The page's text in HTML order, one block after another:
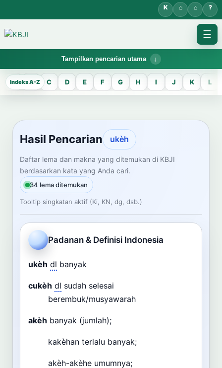
☰
Tampilkan pencarian utama
KBJI WORKSPACE
Hasil Pencarian
Temukan lema Jawa dan maknanya dalam bahasa Indonesia saat
mengelola data Kamus Bahasa Jawa-Indonesia.
CARI LEMA JAWA
Masukkan kata Jawa
Dashboard Pencarian
A B C D E F G H I J K L
Hasil Pencarian ukèh
Daftar lema dan makna yang ditemukan di KBJI
berdasarkan kata yang Anda cari.
34 lema ditemukan
Tooltip singkatan aktif (Ki, KN, dg, dsb.)
Padanan & Definisi Indonesia
ukèh dl banyak
cukèh dl sudah selesai
berembuk/musyawarah
akèh banyak (jumlah);
kakèhan terlalu banyak;
akèh-akèhe umumnya;